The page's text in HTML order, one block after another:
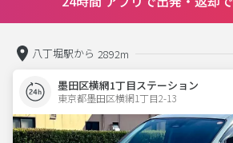
八丁堀駅から 2892m
墨田区横網1丁目ステーション
東京都墨田区横網1丁目2-13